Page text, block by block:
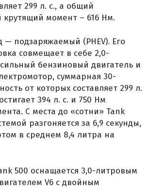
299 л. с., а общий
момент – 616 Нм.
— подзаряжаемый (PHEV). Его
совмещает в себе 2,0-
бензиновый двигатель и
суммарная 30-
от которых составляет 299 л.
394 л. с. и 750 Нм
С места до «сотни» Tank
разгоняется за 6,9 секунды,
в среднем 8,4 литра на
500 оснащается 3,0-литровым
V6 с двойным